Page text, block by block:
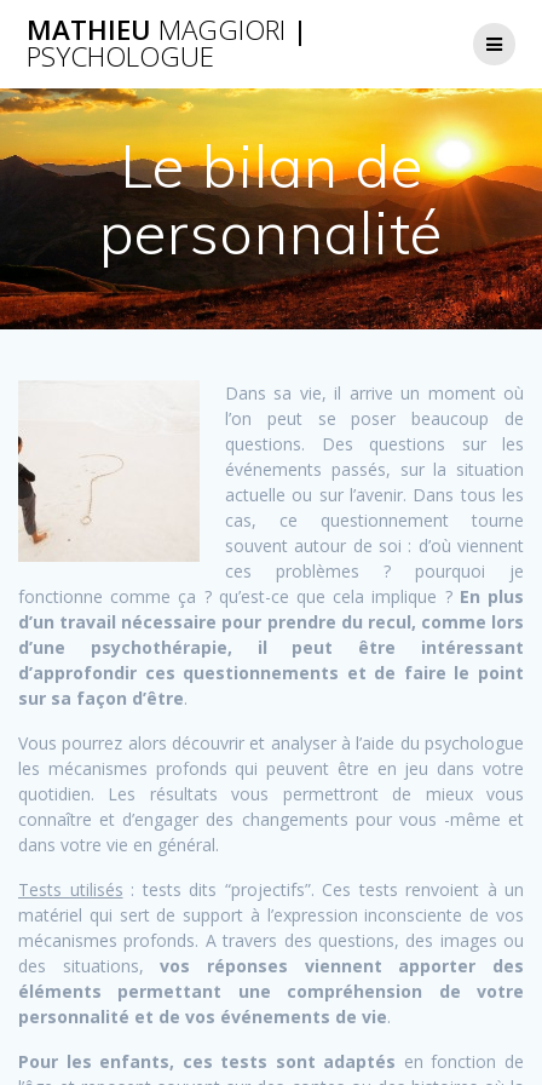
au
MATHIEU MAGGIORI |
PSYCHOLOGUE
Le bilan de
personnalité
Dans sa vie, il arrive un moment où
l’on peut se poser beaucoup de
questions. Des questions sur les
événements passés, sur la situation
actuelle ou sur l’avenir. Dans tous les
cas, ce questionnement tourne
souvent autour de soi : d’où viennent
ces problèmes ? pourquoi je
fonctionne comme ça ? qu’est-ce que cela implique ? En plus
d’un travail nécessaire pour prendre du recul, comme lors
d’une psychothérapie, il peut être intéressant
d’approfondir ces questionnements et de faire le point
sur sa façon d’être.
Vous pourrez alors découvrir et analyser à l’aide du psychologue
les mécanismes profonds qui peuvent être en jeu dans votre
quotidien. Les résultats vous permettront de mieux vous
connaître et d’engager des changements pour vous -même et
dans votre vie en général.
Tests utilisés : tests dits “projectifs”. Ces tests renvoient à un
matériel qui sert de support à l’expression inconsciente de vos
mécanismes profonds. A travers des questions, des images ou
des situations,vos réponses viennent apporter des
éléments permettant une compréhension de votre
personnalité et de vos événements de vie.
Pour les enfants, ces tests sont adaptés en fonction de